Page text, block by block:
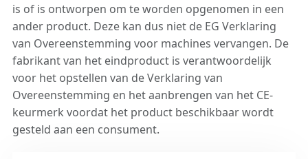
is of is ontworpen om te worden opgenomen in een
ander product. Deze kan dus niet de EG Verklaring
van Overeenstemming voor machines vervangen. De
fabrikant van het eindproduct is verantwoordelijk
voor het opstellen van de Verklaring van
Overeenstemming en het aanbrengen van het CE-
keurmerk voordat het product beschikbaar wordt
gesteld aan een consument.